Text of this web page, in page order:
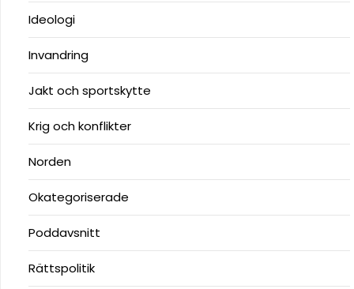
Ideologi
Invandring
Jakt och sportskytte
Krig och konflikter
Norden
Okategoriserade
Poddavsnitt
Rättspolitik